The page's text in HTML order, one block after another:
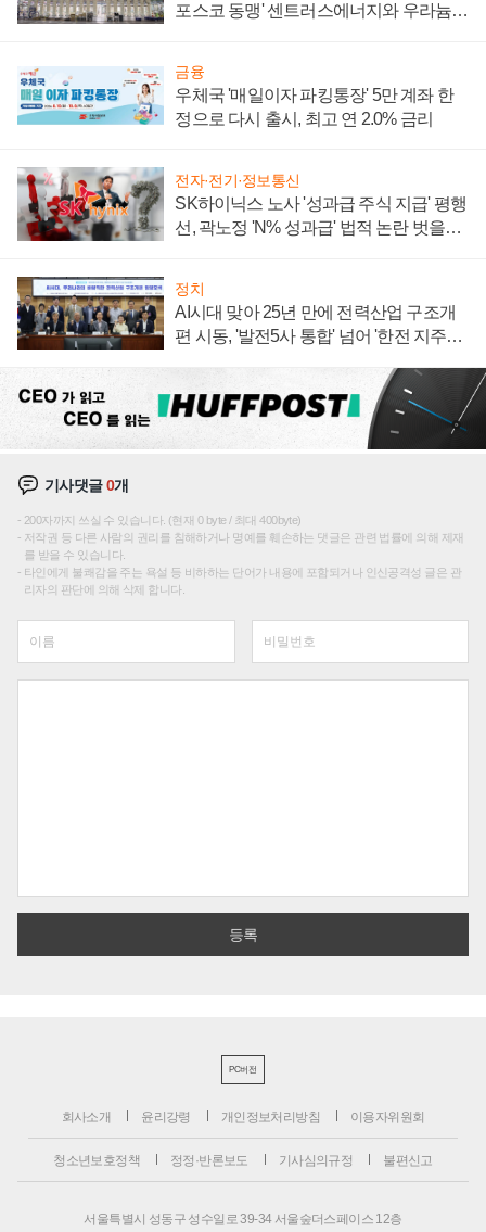
포스코 동맹' 센트러스에너지와 우라늄
금융
우체국 '매일이자 파킹통장' 5만 계좌 한
정으로 다시 출시, 최고 연 2.0% 금리
전자·전기·정보통신
SK하이닉스 노사 '성과급 주식 지급' 평행
선, 곽노정 'N% 성과급' 법적 논란 벗을지
정치
AI시대 맞아 25년 만에 전력산업 구조개
편 시동, '발전5사 통합' 넘어 '한전 지주사'
기사댓글0개
200자까지 쓰실 수 있습니다. (현재 0 byte / 최대 400byte)
저작권 등 다른 사람의 권리를 침해하거나 명예를 훼손하는 댓글은 관련 법률에 의해 제재
를 받을 수 있습니다.
타인에게 불쾌감을 주는 욕설 등 비하하는 단어가 내용에 포함되거나 인신공격성 글은 관
리자의 판단에 의해 삭제 합니다.
PC버전
회사소개 윤리강령 개인정보처리방침 이용자위원회
청소년보호정책 정정·반론보도 기사심의규정 불편신고
서울특별시 성동구 성수일로 39-34 서울숲더스페이스 12층